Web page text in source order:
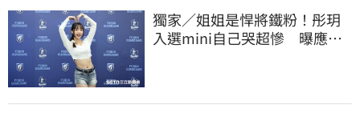
獨家／姐姐是悍將鐵粉！彤玥
入選mini自己哭超慘 曝應援